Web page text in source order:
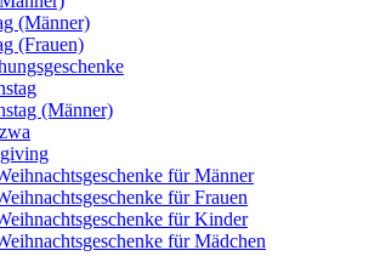
(Männer)
(Frauen)
(Männer)
für Männer
für Frauen
für Kinder
für Mädchen